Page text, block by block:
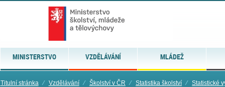
MINISTERSTVO VZDĚLÁVÁNÍ MLÁDEŽ
Titulní stránka ⁄ Vzdělávání ⁄ Školství v ČR ⁄ Statistika školství ⁄
Statistické